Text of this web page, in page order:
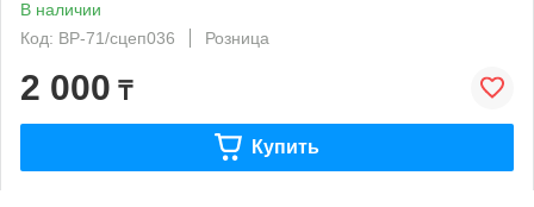
В наличии
Код: ВР-71/сцеп036
Розница
2 000 ₸
Купить